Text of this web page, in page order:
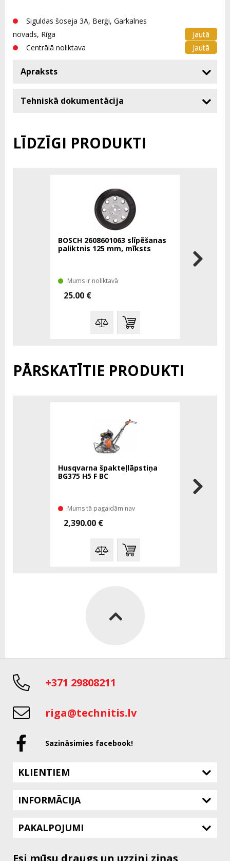
Siguldas šoseja 3A, Berģi, Garkalnes
novads, Rīga
Jautā
Centrālā noliktava
Jautā
Apraksts
Tehniskā dokumentācija
LĪDZĪGI PRODUKTI
BOSCH 2608601063 slīpēšanas
paliktnis 125 mm, mīksts
Mums ir noliktavā
25.00 €
PĀRSKATĪTIE PRODUKTI
Husqvarna špakteļlāpstiņa
BG375 H5 F BC
Mums tā pagaidām nav
2,390.00 €
+371 29808211
riga@technitis.lv
Sazināsimies facebook!
KLIENTIEM
INFORMĀCIJA
PAKALPOJUMI
Esi mūsu draugs un uzzini ziņas